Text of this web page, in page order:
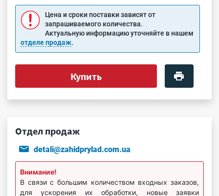
Цена и сроки поставки зависят от
запрашиваемого количества.
Актуальную информацию уточняйте в нашем
отделе продаж.
Купить
Отдел продаж
detali@zahidprylad.com.ua
Внимание!
В связи с большим количеством входных заказов,
для ускорения их обработки, новые заявки